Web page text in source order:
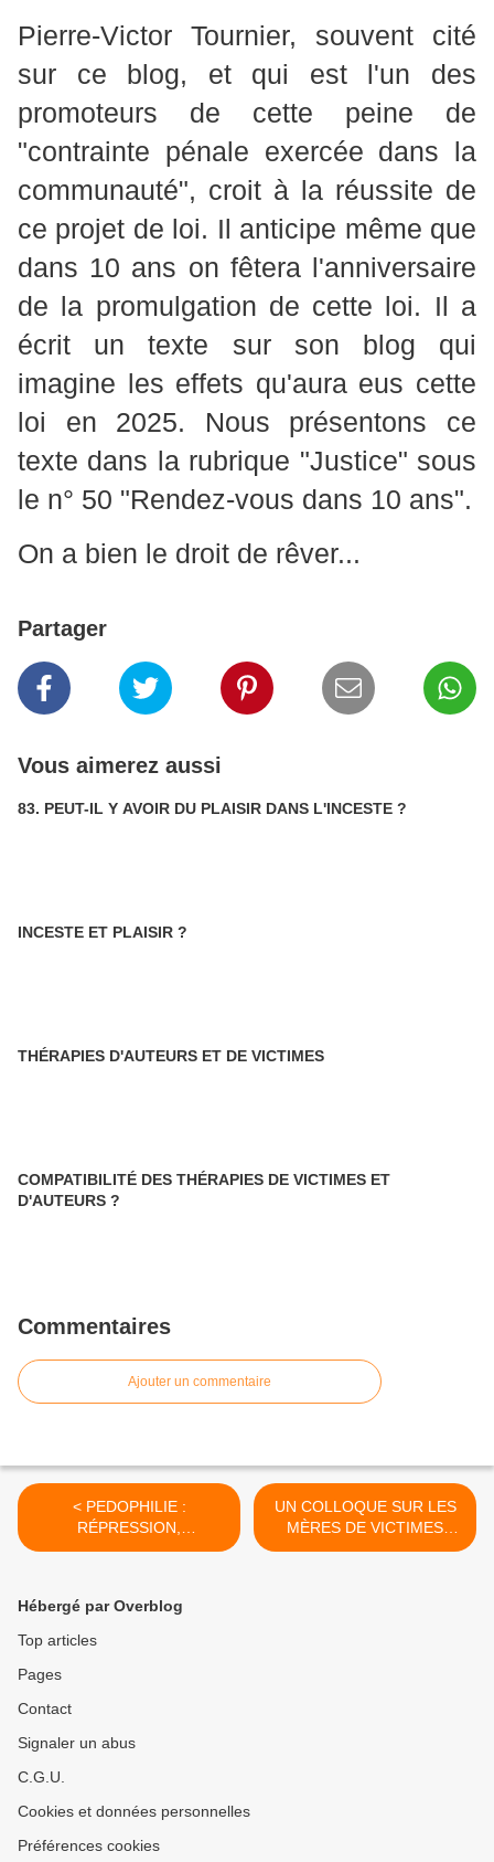
Pierre-Victor Tournier, souvent cité
sur ce blog, et qui est l'un des
promoteurs de cette peine de
"contrainte pénale exercée dans la
communauté", croit à la réussite de
ce projet de loi. Il anticipe même que
dans 10 ans on fêtera l'anniversaire
de la promulgation de cette loi. Il a
écrit un texte sur son blog qui
imagine les effets qu'aura eus cette
loi en 2025. Nous présentons ce
texte dans la rubrique "Justice" sous
le n° 50 "Rendez-vous dans 10 ans".
On a bien le droit de rêver...
Partager
Vous aimerez aussi
83. PEUT-IL Y AVOIR DU PLAISIR DANS L'INCESTE ?
INCESTE ET PLAISIR ?
THÉRAPIES D'AUTEURS ET DE VICTIMES
COMPATIBILITÉ DES THÉRAPIES DE VICTIMES ET
D'AUTEURS ?
Commentaires
Ajouter un commentaire
< PEDOPHILIE :
RÉPRESSION,
PRÉVENTION, AIDE ?
UN COLLOQUE SUR LES
MÈRES DE VICTIMES
D’INCESTE >
Hébergé par Overblog
Top articles
Pages
Contact
Signaler un abus
C.G.U.
Cookies et données personnelles
Préférences cookies